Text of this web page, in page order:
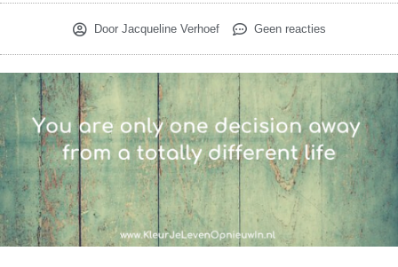
DoorJacqueline Verhoef Geen reacties